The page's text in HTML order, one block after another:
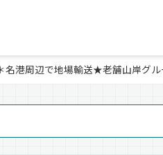
名港周辺で地場輸送★老舗山岸グル